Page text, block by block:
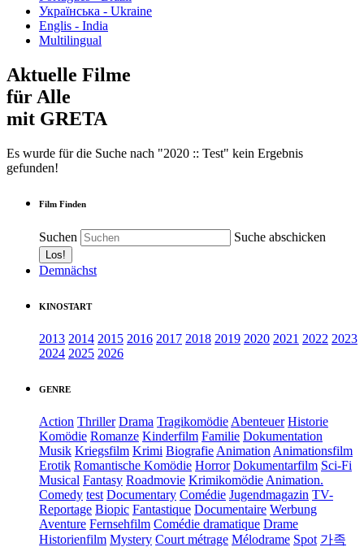
Українська - Ukraine
Englis - India
Multilingual
Aktuelle Filme
für Alle
mit GRETA
Es wurde für die Suche nach "2020 :: Test" kein Ergebnis
gefunden!
Film Finden
Suchen Suche abschicken
Demnächst
KINOSTART
2013 2014 2015 2016 2017 2018 2019 2020 2021 2022 2023
2024 2025 2026
GENRE
Action Thriller Drama Tragikomödie Abenteuer Historie
Komödie Romanze Kinderfilm Familie Dokumentation
Musik Kriegsfilm Krimi Biografie Animation Animationsfilm
Erotik Romantische Komödie Horror Dokumentarfilm Sci-Fi
Musical Fantasy Roadmovie Krimikomödie Animation.
Comedy test Documentary Comédie Jugendmagazin TV-
Reportage Biopic Fantastique Documentaire Werbung
Aventure Fernsehfilm Comédie dramatique Drame
Historienfilm Mystery Court métrage Mélodrame Spot 가족